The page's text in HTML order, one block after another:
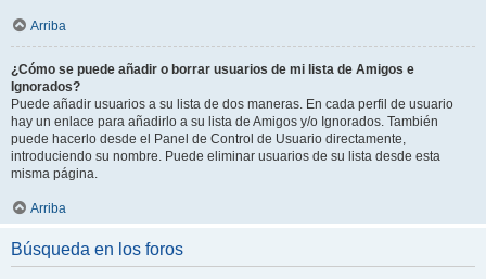
Arriba
¿Cómo se puede añadir o borrar usuarios de mi lista de Amigos e
Ignorados?
Puede añadir usuarios a su lista de dos maneras. En cada perfil de usuario
hay un enlace para añadirlo a su lista de Amigos y/o Ignorados. También
puede hacerlo desde el Panel de Control de Usuario directamente,
introduciendo su nombre. Puede eliminar usuarios de su lista desde esta
misma página.
Arriba
Búsqueda en los foros